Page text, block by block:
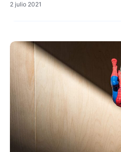
2 julio 2021